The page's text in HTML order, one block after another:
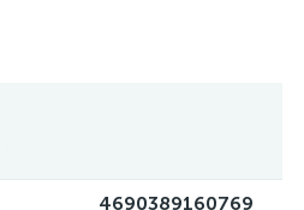
4690389160769